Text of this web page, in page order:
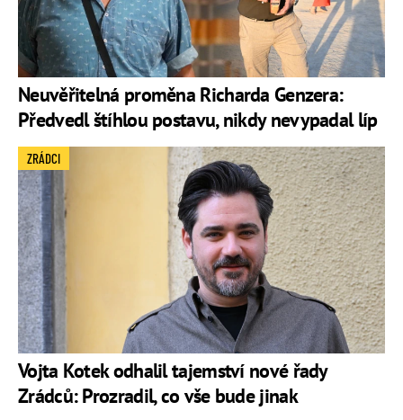
Neuvěřitelná proměna Richarda Genzera:
Předvedl štíhlou postavu, nikdy nevypadal líp
Vojta Kotek odhalil tajemství nové řady
Zrádců: Prozradil, co vše bude jinak
ZRÁDCI